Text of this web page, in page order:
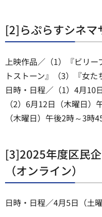
[2]らぷらすシネマ
上映作品／（1）『ビリ
トストーン』（3）『女た
日時・日程／（1）4月10
（2）6月12日（木曜日
（木曜日）午後2時～3時
[3]2025年度区民
（オンライン）
日時・日程／4月5日（土